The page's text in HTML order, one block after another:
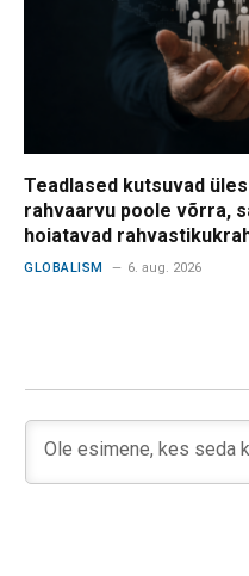
Teadlased kutsuvad
rahvaarvu poole võrra,
hoiatavad
GLOBALISM 6. aug. 2026